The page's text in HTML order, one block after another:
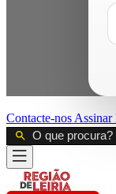
Contacte-nos Assinar